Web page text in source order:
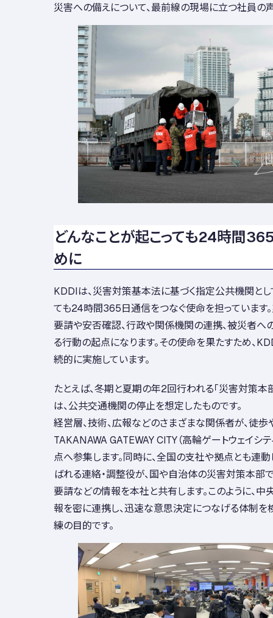
災害への備えについて、最前線の現場に立つ社員の
どんなことが起こっても24時間365
めに
KDDIは、災害対策基本法に基づく指定公共機関とし
ても24時間365日通信をつなぐ使命を担っています
要請や安否確認、行政や関係機関の連携、被災者へ
る行動の起点になります。その使命を果たすため、
続的に実施しています。
たとえば、冬期と夏期の年2回行われる「災害対策本
は、公共交通機関の停止を想定したものです。
経営層、技術、広報などのさまざまな関係者が、徒歩
TAKANAWA GATEWAY CITY（高輪ゲートウェイシ
点へ参集します。同時に、全国の支社や拠点とも連動
ばれる連絡・調整役が、国や自治体の災害対策本部
要請などの情報を本社と共有します。このように、
報を密に連携し、迅速な意思決定につなげる体制を
練の目的です。